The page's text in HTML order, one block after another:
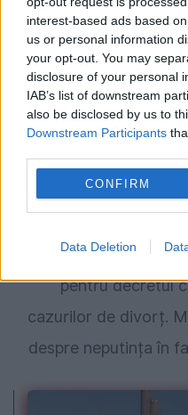
interest-based ads based
us or personal information
your opt-out. You may
disclosure of your personal
IAB’s list of downstream
also be disclosed by us to
Downstream Participants
CONFIRM
Data Deletion
Magistrați și
pentru decretul
cazurilor de divorț.
despre neputința în